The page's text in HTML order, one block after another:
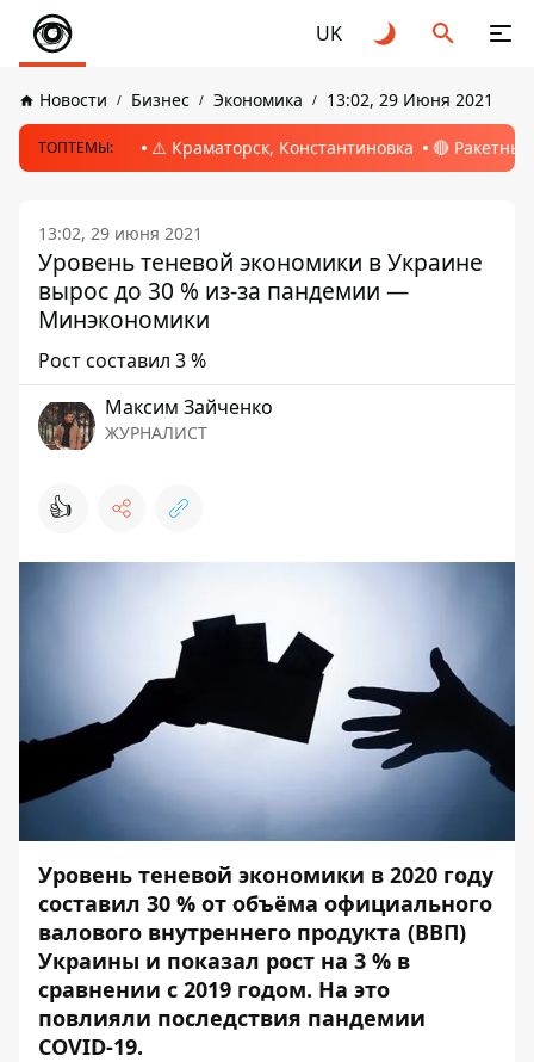
UK
Новости Бизнес Экономика 13:02, 29 Июня 2021
ТОПТЕМЫ: ⚠️ Краматорск, Константиновка 🔴
13:02, 29 июня 2021
Уровень теневой экономики в Украине
вырос до 30 % из-за пандемии —
Минэкономики
Рост составил 3 %
Максим Зайченко
ЖУРНАЛИСТ
👍
Уровень теневой экономики в 2020 году
составил 30 % от объёма официального
валового внутреннего продукта (ВВП)
Украины и показал рост на 3 % в
сравнении с 2019 годом. На это
повлияли последствия пандемии
COVID-19.